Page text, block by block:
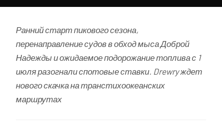
Ранний старт пикового сезона,
перенаправление судов в обход мыса Доброй
Надежды и ожидаемое подорожание топлива с 1
июля разогнали спотовые ставки. Drewry ждет
нового скачка на транстихоокеанских
маршрутах